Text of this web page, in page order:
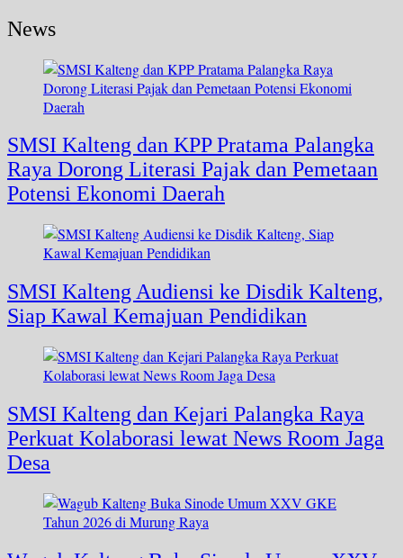
News
SMSI Kalteng dan KPP Pratama Palangka
Raya Dorong Literasi Pajak dan Pemetaan
Potensi Ekonomi Daerah
SMSI Kalteng Audiensi ke Disdik Kalteng,
Siap Kawal Kemajuan Pendidikan
SMSI Kalteng dan Kejari Palangka Raya
Perkuat Kolaborasi lewat News Room Jaga
Desa